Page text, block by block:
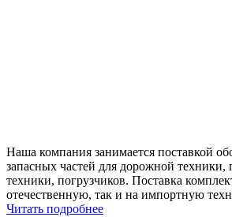
Наша компания занимается поставкой
запасных частей для дорожной техники,
техники, погрузчиков. Поставка
отечественную, так и на импортную
Читать подробнее